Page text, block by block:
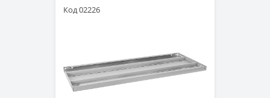
Код 02226